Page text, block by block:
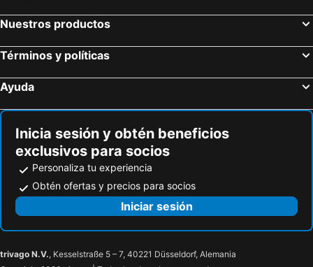
Nuestros productos
Términos y políticas
Ayuda
Inicia sesión y obtén beneficios
exclusivos para socios
Personaliza tu experiencia
Obtén ofertas y precios para socios
Iniciar sesión
trivago N.V., Kesselstraße 5 – 7, 40221 Düsseldorf, Alemania